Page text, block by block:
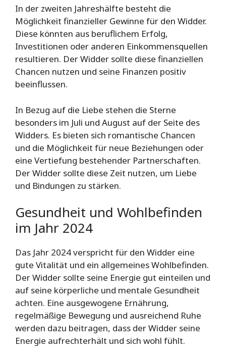
In der zweiten Jahreshälfte besteht die
Möglichkeit finanzieller Gewinne für den Widder.
Diese könnten aus beruflichem Erfolg,
Investitionen oder anderen Einkommensquellen
resultieren. Der Widder sollte diese finanziellen
Chancen nutzen und seine Finanzen positiv
beeinflussen.
In Bezug auf die Liebe stehen die Sterne
besonders im Juli und August auf der Seite des
Widders. Es bieten sich romantische Chancen
und die Möglichkeit für neue Beziehungen oder
eine Vertiefung bestehender Partnerschaften.
Der Widder sollte diese Zeit nutzen, um Liebe
und Bindungen zu stärken.
Gesundheit und Wohlbefinden
im Jahr 2024
Das Jahr 2024 verspricht für den Widder eine
gute Vitalität und ein allgemeines Wohlbefinden.
Der Widder sollte seine Energie gut einteilen und
auf seine körperliche und mentale Gesundheit
achten. Eine ausgewogene Ernährung,
regelmäßige Bewegung und ausreichend Ruhe
werden dazu beitragen, dass der Widder seine
Energie aufrechterhält und sich wohl fühlt.